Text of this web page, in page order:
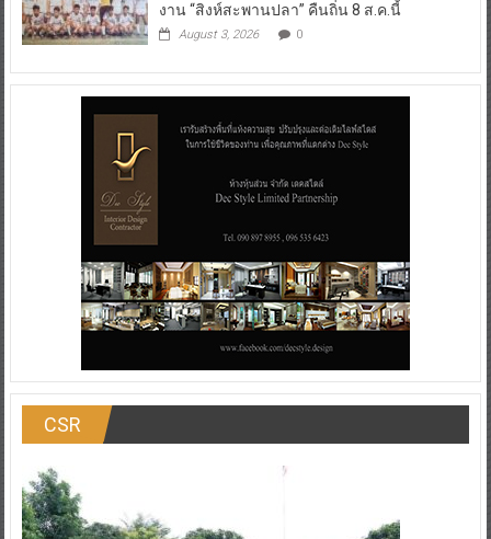
งาน “สิงห์สะพานปลา” คืนถิ่น 8 ส.ค.นี้
August 3, 2026 0
CSR